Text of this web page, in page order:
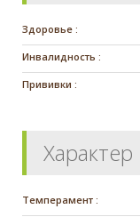
Здоровье :
Инвалидность :
Прививки :
Характер
Темперамент :